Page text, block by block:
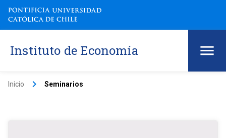
Instituto de Economía
Inicio keyboard_arrow_right Seminarios